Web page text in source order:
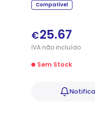
Compatível
€25.67
IVAnãoincluído
Sem Stock